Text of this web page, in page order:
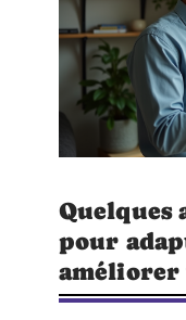
Quelques
pour
améliorer